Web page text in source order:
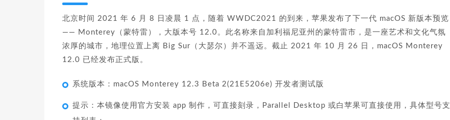
北京时间 2021 年 6 月 8 日凌晨 1 点，随着 WWDC2021 的到来，苹果发布了下一代 macOS 新版本预览
—— Monterey（蒙特雷），大版本号 12.0。此名称来自加利福尼亚州的蒙特雷市，是一座艺术和文化气氛
浓厚的城市，地理位置上离 Big Sur（大瑟尔）并不遥远。截止 2021 年 10 月 26 日，macOS Monterey
12.0 已经发布正式版。
系统版本：macOS Monterey 12.3 Beta 2(21E5206e) 开发者测试版
提示：本镜像使用官方安装 app 制作，可直接刻录，Parallel Desktop 或白苹果可直接使用，具体型号支